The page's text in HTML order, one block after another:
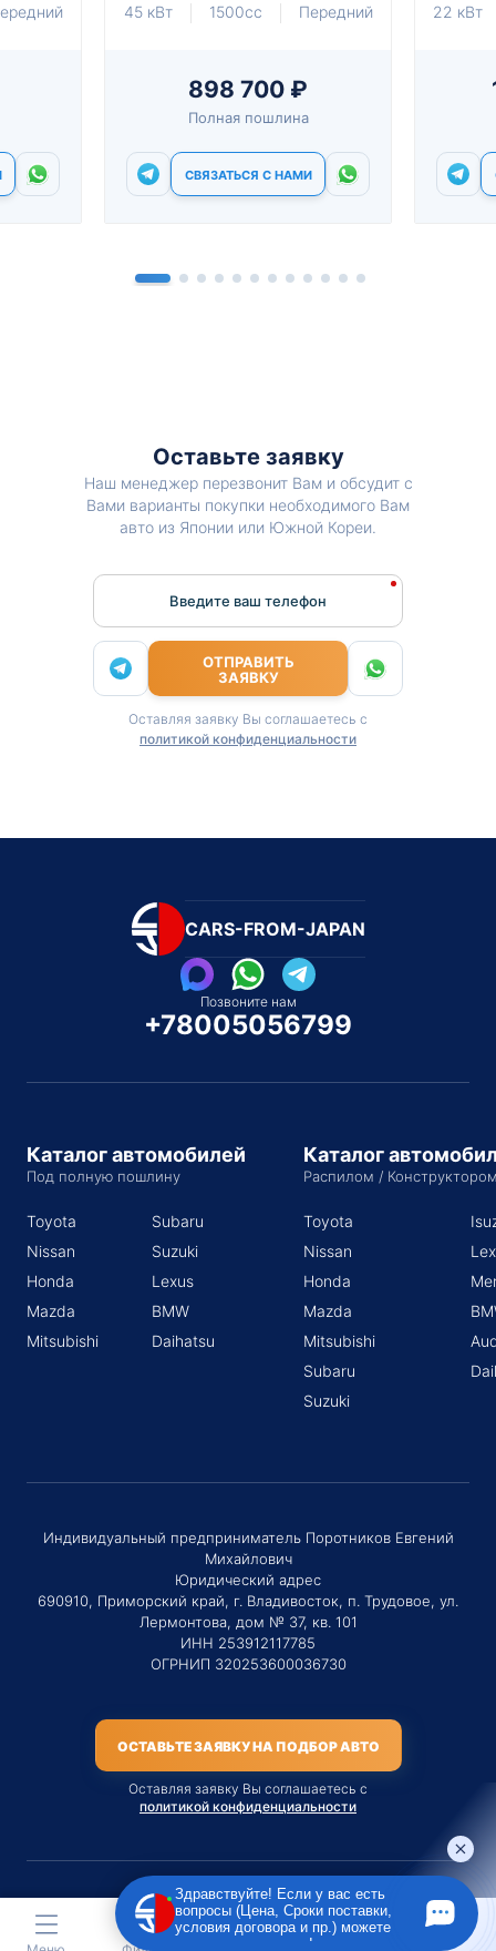
45 кВт 1500cc Передний
898 700 ₽
Полная пошлина
СВЯЗАТЬСЯ С НАМИ
22 кВт
Оставьте заявку
Наш менеджер перезвонит Вам и обсудит с
Вами варианты покупки необходимого Вам
авто из Японии или Южной Кореи.
Введите ваш телефон
ОТПРАВИТЬ
ЗАЯВКУ
Оставляя заявку Вы соглашаетесь с
политикой конфиденциальности
CARS-FROM-JAPAN
Позвоните нам
+78005056799
Каталог автомобилей
Под полную пошлину
Toyota
Nissan
Honda
Mazda
Mitsubishi
Subaru
Suzuki
Lexus
BMW
Daihatsu
Каталог
Распилом /
Toyota
Nissan
Honda
Mazda
Mitsubishi
Subaru
Suzuki
Индивидуальный предприниматель Поротников Евгений
Михайлович
Юридический адрес
690910, Приморский край, г. Владивосток, п. Трудовое, ул.
Лермонтова, дом № 37, кв. 101
ИНН 253912117785
ОГРНИП 320253600036730
ОСТАВЬТЕ ЗАЯВКУ НА ПОДБОР АВТО
Оставляя заявку Вы соглашаетесь с
политикой конфиденциальности
Материалы данного сайта являются публичной офертой
только на услугу сопровождения Агентом приобретения
Здравствуйте! Если у вас есть
вопросы (Цена, Сроки поставки,
условия договора и пр.) можете
задать их мне в чат!